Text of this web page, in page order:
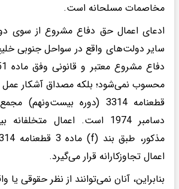
مخاصمات مسلحانه است.
ادعای اعمال حق دفاع مشروع از سوی
سایر دولت‌های واقع در سواحل جنوبی
محسوب نمی‌شود؛ بلکه مصداق آشکار عمل
دسامبر 1974 است. اعمال
اعمال تجاوزکارانه قرار می‌گیرد.
بنابراین، آنان نمی‌توانند از نظر حقوقی